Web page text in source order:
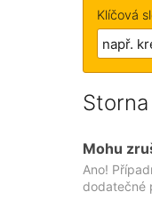
Klíčová
Storna
Mohu
Ano!
dodatečné